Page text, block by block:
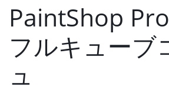
PaintShop
フルキューブ
ュ